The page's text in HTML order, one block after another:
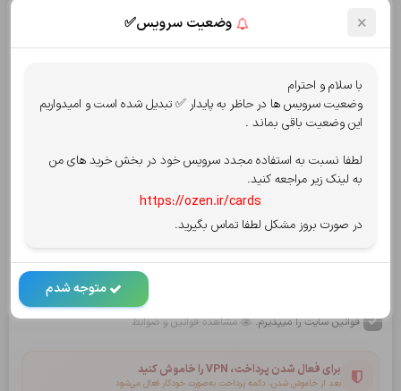
تعداد:
قابل پرداخت: 193,000تومان
انتخاب روش پرداخت پرداخت امن توسط شاپرک
پرداخت از درگاه کارت به کارت
بلوبانک
قوانین سایت را میپذیرم. مشاهده قوانین و ضوابط
برای فعال شدن پرداخت، VPN را خاموش کنید
بعد از خاموش شدن، دکمه پرداخت به‌صورت خودکار فعال می‌شود
× وضعیت سرویس✅
با سلام و احترام
وضعیت سرویس ها در حاظر به پایدار ✅ تبدیل شده است و امیدواریم
این وضعیت باقی بماند .
لطفا نسبت به استفاده مجدد سرویس خود در بخش خرید های من
به لینک زیر مراجعه کنید.
https://ozen.ir/cards
در صورت بروز مشکل لطفا تماس بگیرید.
متوجه شدم